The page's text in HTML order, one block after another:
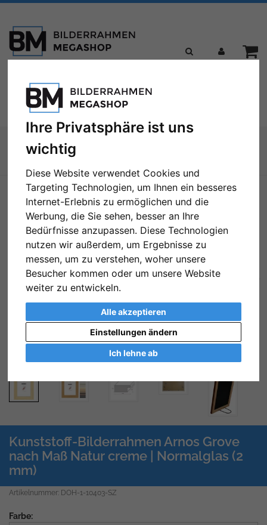
Ihre Privatsphäre ist uns
wichtig
Diese Website verwendet Cookies und
Targeting Technologien, um Ihnen ein besseres
Internet-Erlebnis zu ermöglichen und die
Werbung, die Sie sehen, besser an Ihre
Bedürfnisse anzupassen. Diese Technologien
nutzen wir außerdem, um Ergebnisse zu
messen, um zu verstehen, woher unsere
Besucher kommen oder um unsere Website
weiter zu entwickeln.
Alle akzeptieren
Ich lehne ab
Einstellungen ändern
Toggle
navigation
Menü
Kunststoff-Bilderrahmen Arnos Grove
nach Maß Natur creme | Normalglas (2
mm)
Artikelnummer: DOH-1-10403-SZ
Farbe: